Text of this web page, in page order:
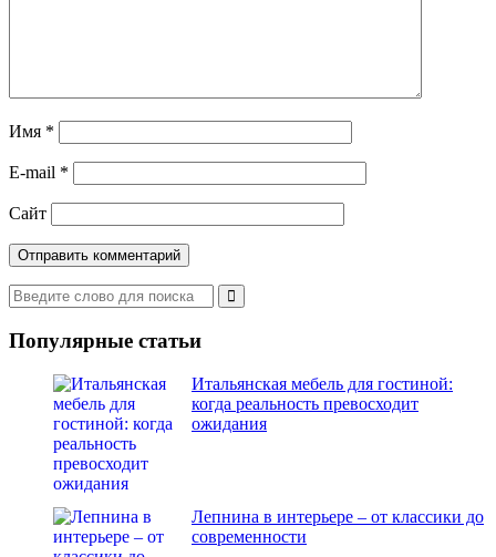
Имя *
E-mail *
Сайт
Популярные статьи
Итальянская мебель для гостиной:
когда реальность превосходит
ожидания
Лепнина в интерьере – от классики до
современности